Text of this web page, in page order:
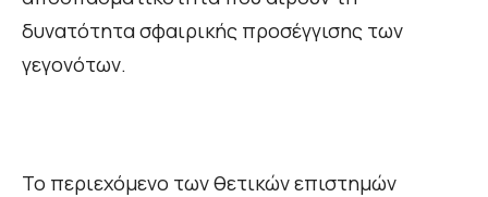
δυνατότητα σφαιρικής προσέγγισης των
γεγονότων.
Το περιεχόμενο των θετικών επιστημών